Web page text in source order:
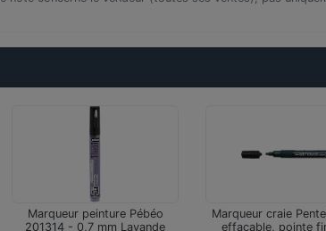
Marqueur peinture Pébéo
201314 - 0,7 mm Lavande
Marqueur craie
effaçable, pointe